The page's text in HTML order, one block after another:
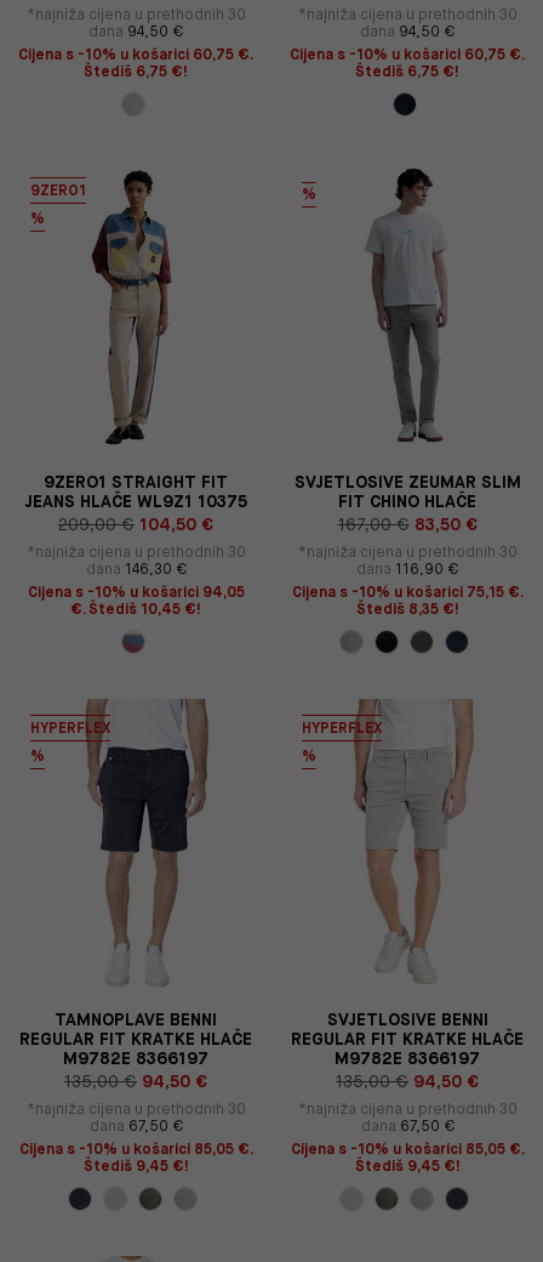
*najniža cijena u prethodnih 30
dana 94,50 €
Cijena s -10% u košarici 60,75 €.
Štediš 6,75 €!
*najniža cijena u prethodnih 30
dana 94,50 €
Cijena s -10% u košarici 60,75 €.
Štediš 6,75 €!
9ZERO1
%
9ZERO1 STRAIGHT FIT
JEANS HLAČE WL9Z1 10375
209,00 € 104,50 €
*najniža cijena u prethodnih 30
dana 146,30 €
Cijena s -10% u košarici 94,05
€. Štediš 10,45 €!
%
SVJETLOSIVE ZEUMAR SLIM
FIT CHINO HLAČE
167,00 € 83,50 €
*najniža cijena u prethodnih 30
dana 116,90 €
Cijena s -10% u košarici 75,15 €.
Štediš 8,35 €!
HYPERFLEX
%
TAMNOPLAVE BENNI
REGULAR FIT KRATKE HLAČE
M9782E 8366197
135,00 € 94,50 €
*najniža cijena u prethodnih 30
dana 67,50 €
Cijena s -10% u košarici 85,05 €.
Štediš 9,45 €!
HYPERFLEX
%
SVJETLOSIVE BENNI
REGULAR FIT KRATKE HLAČE
M9782E 8366197
135,00 € 94,50 €
*najniža cijena u prethodnih 30
dana 67,50 €
Cijena s -10% u košarici 85,05 €.
Štediš 9,45 €!